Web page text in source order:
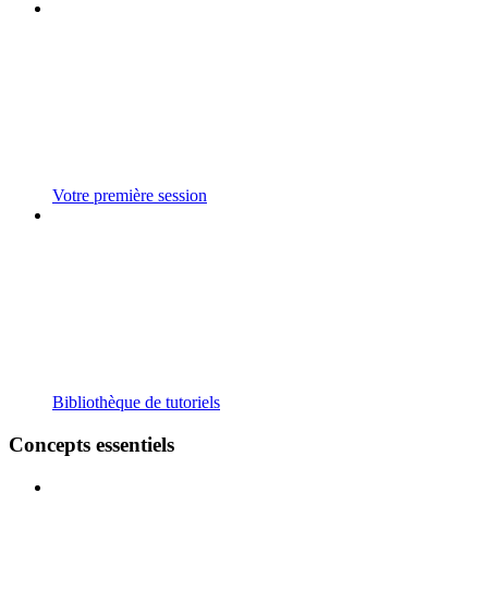
Votre première session
Bibliothèque de tutoriels
Concepts essentiels